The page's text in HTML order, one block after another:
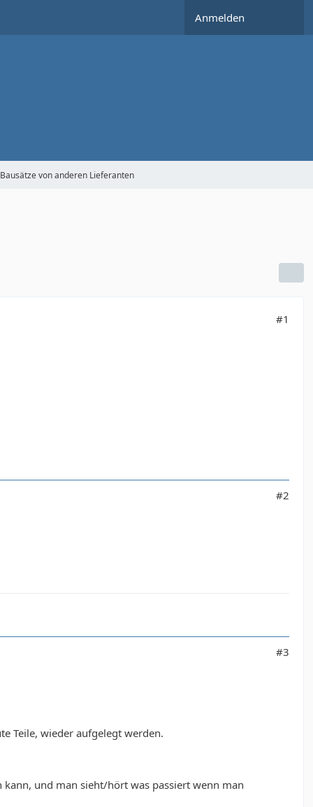
Anmelden
Bausätze von anderen Lieferanten
#1
#2
#3
Teile, wieder aufgelegt werden.
und man sieht/hört was passiert wenn man